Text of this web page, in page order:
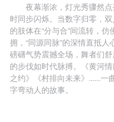
夜幕渐浓，灯光秀骤然
时同步闪烁。当数字归零，
的肢体在“分与合”间流转，
拥，“同源同脉”的深情直抵
磅礴气势震撼全场，舞者们
的步伐如时代脉搏。《黄河
之约》《村排向未来》......一
字弯动人的故事。